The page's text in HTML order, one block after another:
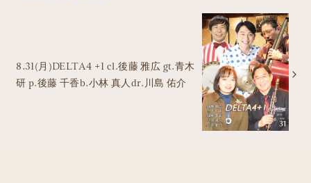
8.31(月)DELTA4 +1 cl.後藤 雅広 gt.青木
研 p.後藤 千香b.小林 真人dr.川島 佑介